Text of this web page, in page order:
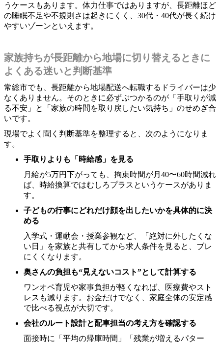
うケースもあります。体力仕事ではありますが、長距離ほど
の睡眠不足や不規則さは起きにくく、30代・40代が長く続け
やすいゾーンといえます。
家族持ちが長距離から地場に切り替えるときに
よくある迷いと判断基準
常総市でも、長距離から地場配送へ転職するドライバーは少
なくありません。そのときに必ずぶつかるのが「手取りが減
る不安」と「家族の時間を取り戻したい気持ち」のせめぎ合
いです。
現場でよく聞く判断基準を整理すると、次のようになりま
す。
手取りよりも「時給感」を見る
月給が5万円下がっても、拘束時間が月40〜60時間減れ
ば、時給換算ではむしろプラスというケースがありま
す。
子どもの行事にどれだけ顔を出したいかを具体的に決
める
入学式・運動会・授業参観など、「絶対に外したくな
い日」を家族と共有してから求人条件を見ると、ブレ
にくくなります。
奥さんの負担も“見えないコスト”として計算する
ワンオペ育児や家事負担が軽くなれば、医療費やスト
レスも減ります。お金だけでなく、家庭全体の安定感
で比べる視点が大切です。
会社のルート設計と配車担当の考え方を確認する
面接時に「平均の帰庫時間」「残業が増えるパター